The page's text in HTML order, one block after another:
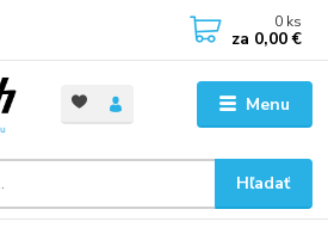
Menu
Hľadať
0 ks
za 0,00 €